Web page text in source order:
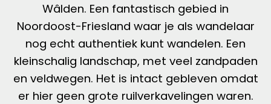
Wâlden. Een fantastisch gebied in
Noordoost-Friesland waar je als wandelaar
nog echt authentiek kunt wandelen. Een
kleinschalig landschap, met veel zandpaden
en veldwegen. Het is intact gebleven omdat
er hier geen grote ruilverkavelingen waren.